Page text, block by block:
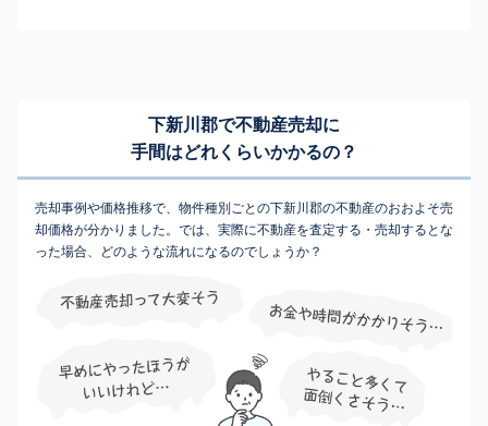
下新川郡で不動産売却に
手間はどれくらいかかるの？
売却事例や価格推移で、物件種別ごとの下新川郡の不動産のおおよそ売
却価格が分かりました。では、実際に不動産を査定する・売却するとな
った場合、どのような流れになるのでしょうか？